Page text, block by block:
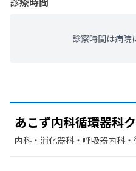
診察時間は病院
あこず内科循環器科
内科・​消化器科・​呼吸器内科